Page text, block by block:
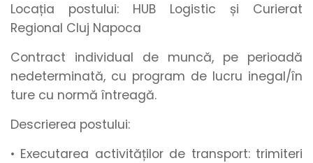
Locația postului:HUB Logistic și Curierat
Regional Cluj Napoca
Contract individual de muncă, pe perioadă
nedeterminată, cu program de lucru inegal/în
ture cu normă întreagă.
Descrierea postului:
• Executarea activităților de transport: trimiteri